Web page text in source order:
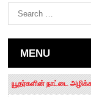
MENU
தமிழக சட்டப்பேரவையில்
யூதர்களின் நாட்டை
“மக்களால்